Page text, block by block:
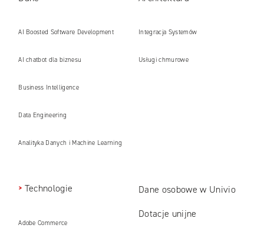
AI Boosted Software Development
AI chatbot dla biznesu
Business Intelligence
Data Engineering
Analityka Danych i Machine Learning
Integracja Systemów
Usługi chmurowe
Technologie
Adobe Commerce
Dane osobowe w Univio
Dotacje unijne